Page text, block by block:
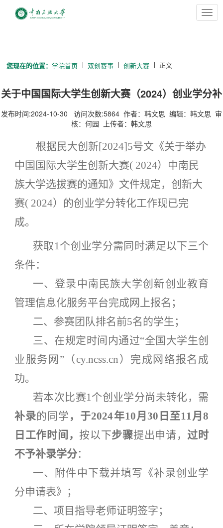
切
换
您现在的位置：学院首页 双创赛事 创新大赛 正文
关于中国国际大学生创新大赛（2024）创业学分补
发布时间:2024-10-30 访问次数:5864 作者：韩文思 编辑：韩文思 审
核：何园 上传者：韩文思
根据民大创新[2024]5号文《关于举办
中国国际大学生创新大赛( 2024）中南民
族大学选拔赛的通知》文件规定， 创新大
赛( 2024） 的创业学分转化工作现已完
成。
获取1个创业学分需同时满足以下三个
条件：
一、登录中南民族大学创新创业教育
管理信息化服务平台完成网上报名；
二、参赛团队排名前5名的学生；
三、在规定时间内通过“全国大学生创
业服务网”（cy.ncss.cn）完成网络报名成
功。
若本次比赛1个创业学分尚未转化，需
补录的同学 ，于2024年10月 30 日至11月 8
日工作时间，按以下步骤提出申请， 过时
不予补录学分：
一、附件中下载并填写《补录创业学
分申请表》；
二、项目指导老师证明签字；